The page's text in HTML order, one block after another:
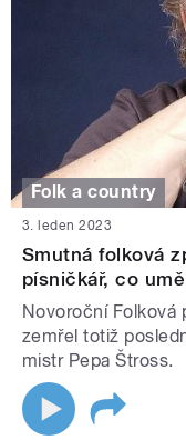
Folk a country
3. leden 2023
Smutná folková
písničkář, co
Novoroční Folková
zemřel totiž
mistr Pepa Štross.